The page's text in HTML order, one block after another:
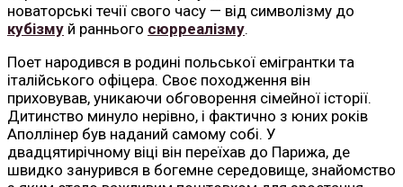
новаторські течії свого часу — від символізму до
кубізму й раннього сюрреалізму.
Поет народився в родині польської емігрантки та
італійського офіцера. Своє походження він
приховував, уникаючи обговорення сімейної історії.
Дитинство минуло нерівно, і фактично з юних років
Аполлінер був наданий самому собі. У
двадцятирічному віці він переїхав до Парижа, де
швидко занурився в богемне середовище, знайомство